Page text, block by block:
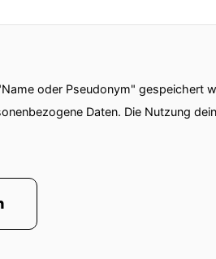
oder Pseudonym" gespeichert
Daten. Die Nutzung